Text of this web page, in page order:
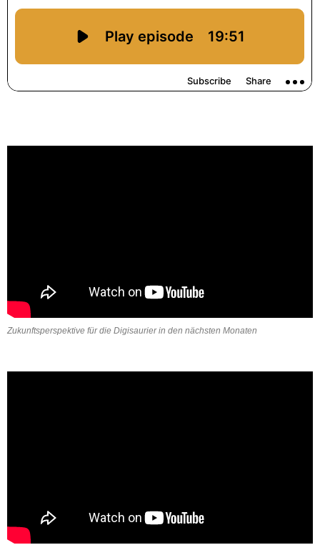
Zukunftsperspektive für die Digisaurier in den nächsten Monaten